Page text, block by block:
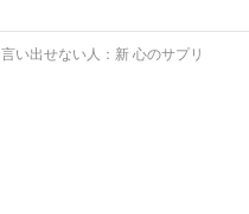
言い出せない人：新 心のサプリ